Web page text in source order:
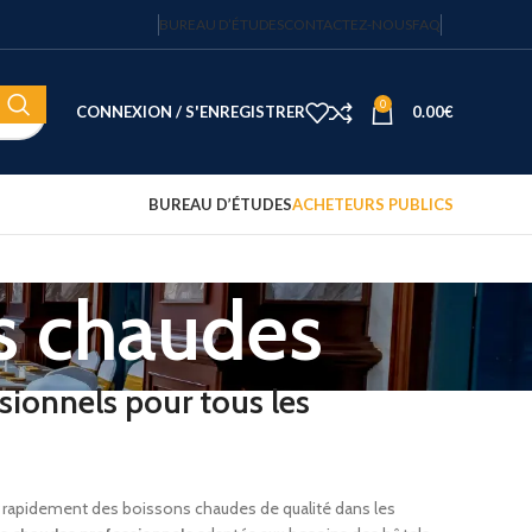
BUREAU D’ÉTUDESCONTACTEZ-NOUSFAQ
CONNEXION / S'ENREGISTRER 0 0.00€
Coffre-fort électronique hôtel
Fortress 14″ – 20 L – code
sécurisé – JVD
75.00
HT
BUREAU D’ÉTUDESACHETEURS PUBLICS
chaudes
pour tous les
des boissons chaudes de qualité dans les